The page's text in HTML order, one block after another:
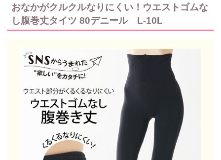
おなかがクルクルなりにくい！ウエストゴムな
し腹巻丈タイツ 80デニール L-10L